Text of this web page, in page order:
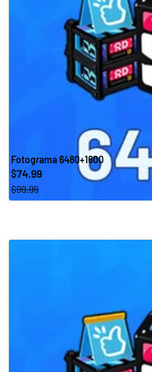
Fotograma 6480+1600
$74.99
$99.99